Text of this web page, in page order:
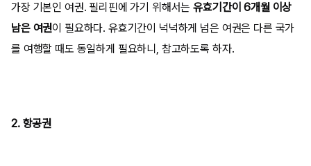
가장 기본인 여권. 필리핀에 가기 위해서는유효기간이 6개월 이상
남은 여권이 필요하다. 유효기간이 넉넉하게 넘은 여권은 다른 국가
를 여행할 때도 동일하게 필요하니, 참고하도록 하자.
2. 항공권